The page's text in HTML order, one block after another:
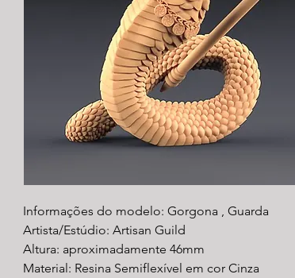
Informações do modelo: Gorgona , Guarda
Artista/Estúdio: Artisan Guild
Altura: aproximadamente 46mm
Material: Resina Semiflexível em cor Cinza